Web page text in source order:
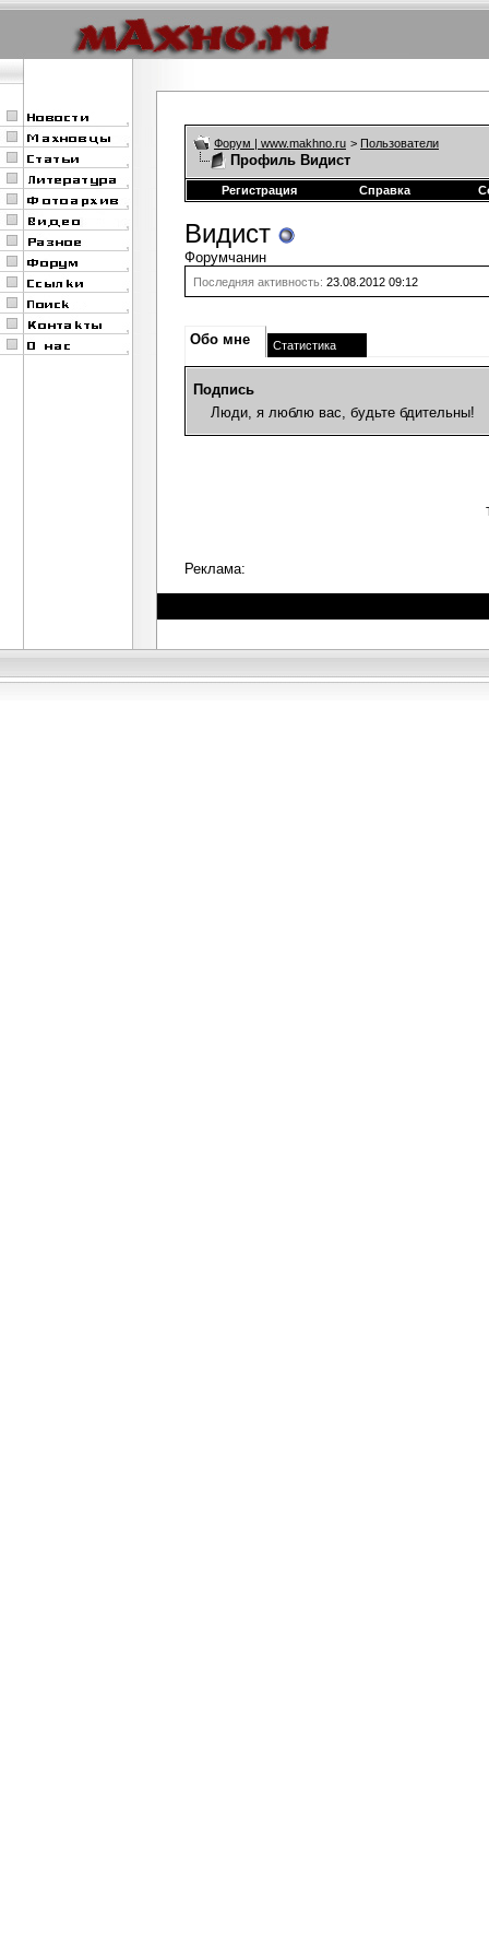
Форум | www.makhno.ru > Пользователи
Профиль Видист
Регистрация Справка
Видист
Форумчанин
Последняя активность: 23.08.2012 09:12
Обо мне Статистика
Подпись
Люди, я люблю вас, будьте бдительны!
Реклама: